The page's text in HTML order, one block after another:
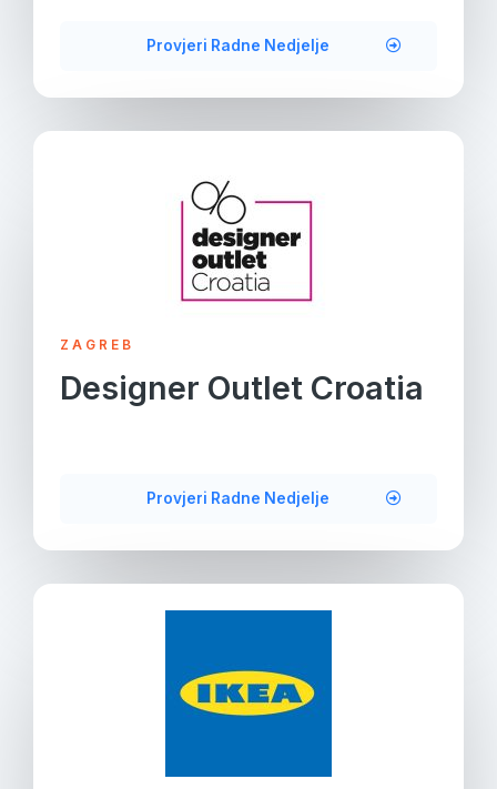
Provjeri Radne Nedjelje
ZAGREB
Designer Outlet Croatia
Provjeri Radne Nedjelje